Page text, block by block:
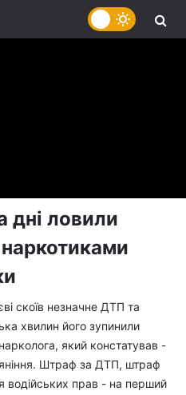
дні ловили
скоїв незначне ДТП та
хвилин його зупинили
який констатував -
Штраф за ДТП, штраф
водійських прав - на перший